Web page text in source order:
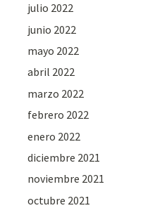
julio 2022
junio 2022
mayo 2022
abril 2022
marzo 2022
febrero 2022
enero 2022
diciembre 2021
noviembre 2021
octubre 2021